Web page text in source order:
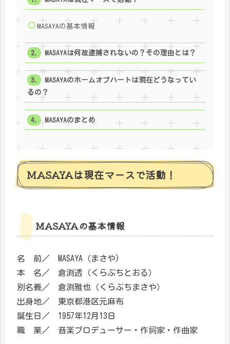
MASAYAの基本情報
MASAYAは何故逮捕されないの？その理由とは？
MASAYAのホームオブハートは現在どうなってい
るの？
MASAYAのまとめ
MASAYAは現在マースで活動！
MASAYAの基本情報
名 前／ MASAYA（まさや)
本 名／ 倉渕透（くらぶちとおる）
別名義／ 倉渕雅也（くらぶちまさや）
出身地／ 東京都港区元麻布
誕生日／ 1957年12月13日
職 業／ 音楽プロデューサー・作詞家・作曲家